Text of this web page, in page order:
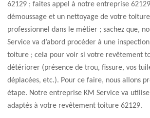
62129 ; faites appel à notre entreprise
démoussage et un nettoyage de votre
professionnel dans le métier ; sachez que,
Service va d’abord procéder à une
toiture ; cela pour voir si votre revêtement
détériorer (présence de trou, fissure, vos
déplacées, etc.). Pour ce faire, nous allons
étape. Notre entreprise KM Service va
adaptés à votre revêtement toiture 62129.